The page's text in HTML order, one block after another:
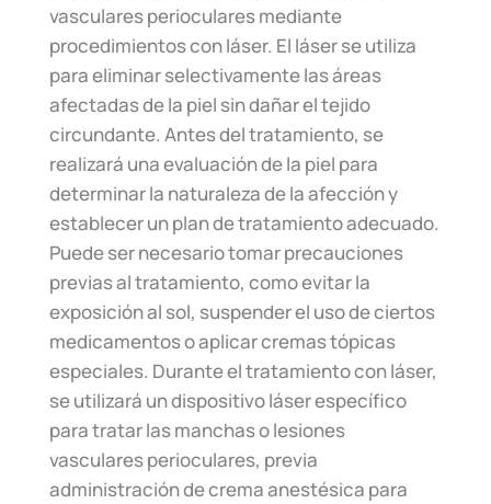
vasculares perioculares mediante
procedimientos con láser. El láser se utiliza
para eliminar selectivamente las áreas
afectadas de la piel sin dañar el tejido
circundante. Antes del tratamiento, se
realizará una evaluación de la piel para
determinar la naturaleza de la afección y
establecer un plan de tratamiento adecuado.
Puede ser necesario tomar precauciones
previas al tratamiento, como evitar la
exposición al sol, suspender el uso de ciertos
medicamentos o aplicar cremas tópicas
especiales. Durante el tratamiento con láser,
se utilizará un dispositivo láser específico
para tratar las manchas o lesiones
vasculares perioculares, previa
administración de crema anestésica para